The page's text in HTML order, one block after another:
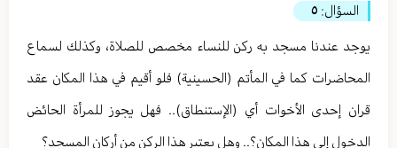
السؤال: ٥
يوجد عندنا مسجد به ركن للنساء مخصص للصلاة، وكذلك لسماع
المحاضرات كما في المأتم (الحسينية) فلو أقيم في هذا المكان عقد
قران إحدى الأخوات أي (الإستنطاق).. فهل يجوز للمرأة الحائض
الدخول إلى هذا المكان؟.. وهل يعتبر هذا الركن من أركان المسجد؟